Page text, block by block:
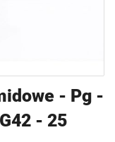
- Pg -
- 25